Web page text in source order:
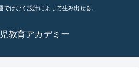
ではなく設計によって生み出せる。
教育アカデミー